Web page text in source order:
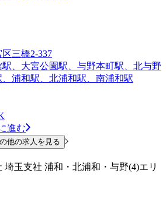
三橋2-337
、大宮公園駅、与野本町駅、北与野
浦和駅、北浦和駅、南浦和駅
進む
他の求人を見る
埼玉支社 浦和・北浦和・与野(4)エリ